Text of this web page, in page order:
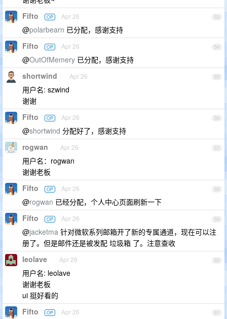
53
Fifto OP Apr 26
@polarbearn 已分配，感谢支持
54
Fifto OP Apr 26
@OutOfMemery 已分配，感谢支持
55
shortwind Apr 26
用户名: szwind
谢谢
56
Fifto OP Apr 26
@shortwind 分配好了，感谢支持
57
rogwan Apr 26
用户名：rogwan
谢谢老板
58
Fifto OP Apr 26
@rogwan 已经分配，个人中心页面刷新一下
59
Fifto OP Apr 26
@jacketma 针对微软系列邮箱开了新的专属通道，现在可以注
册了。但是邮件还是被发配 垃圾箱 了。注意查收
60
leolave Apr 26
用户名: leolave
谢谢老板
ui 挺好看的
61
Fifto OP Apr 26